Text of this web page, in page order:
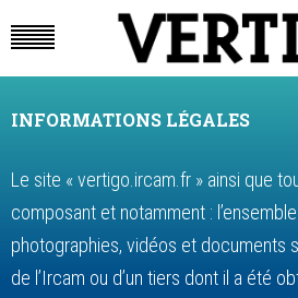
INFORMATIONS LÉGALES
Le site « vertigo.ircam.fr » ainsi que
composant et notamment :
photographies, vidéos et documents
de l’Ircam ou d’un tiers dont il a été